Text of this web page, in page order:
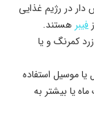
در رژیم غذایی
فیبر هستند.
کمرنگ و یا
موسیل استفاده
یا بیشتر به